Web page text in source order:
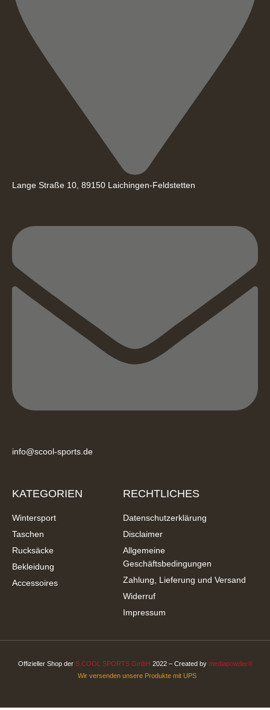
Lange Straße 10, 89150 Laichingen-Feldstetten
info@scool-sports.de
KATEGORIEN
Wintersport
Taschen
Rucksäcke
Bekleidung
Accessoires
RECHTLICHES
Datenschutzerklärung
Disclaimer
Allgemeine
Geschäftsbedingungen
Zahlung, Lieferung und Versand
Widerruf
Impressum
Offizieller Shop der S.COOL SPORTS GmbH 2022 – Created by mediapowder®
Wir versenden unsere Produkte mit UPS